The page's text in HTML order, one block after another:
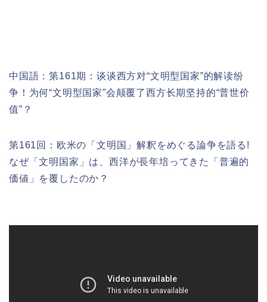
中国語：第161期：谈谈西方对“文明型国家”的解读纷
争！为何“文明型国家”会颠覆了西方长期坚持的“普世价
值”？
第161回：欧米の「文明国」解釈をめぐる論争を語る!
なぜ「文明国家」は、西洋が長年培ってきた「普遍的
価値」を覆したのか？